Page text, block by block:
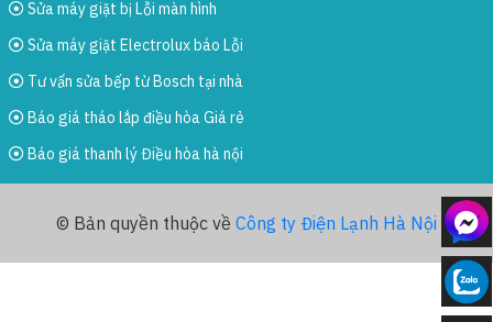
Sửa máy giặt bị Lỗi màn hình
Sửa máy giặt Electrolux báo Lỗi
Tư vấn sửa bếp từ Bosch tại nhà
Báo giá tháo lắp điều hòa Giá rẻ
Báo giá thanh lý Điều hòa hà nội
© Bản quyền thuộc về Công ty Điện Lạnh Hà Nội